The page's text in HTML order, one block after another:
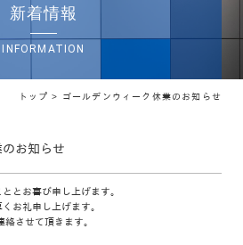
新着情報
INFORMATION
トップ > ゴールデンウィーク休業のお知らせ
お知らせ
とお喜び申し上げます。
お礼申し上げます。
させて頂きます。